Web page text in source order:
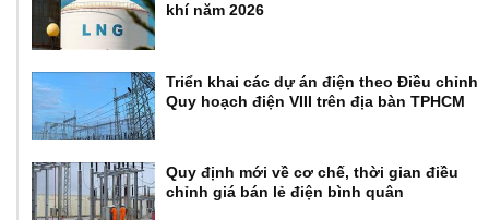
khí năm 2026
Triển khai các dự án điện theo Điều chỉnh
Quy hoạch điện VIII trên địa bàn TPHCM
Quy định mới về cơ chế, thời gian điều
chỉnh giá bán lẻ điện bình quân